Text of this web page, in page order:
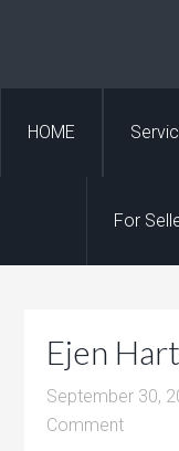
HOME
For
Ejen
September 30,
Comment